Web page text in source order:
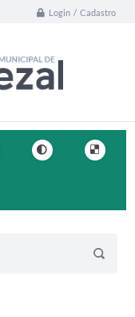
Login / Cadastro